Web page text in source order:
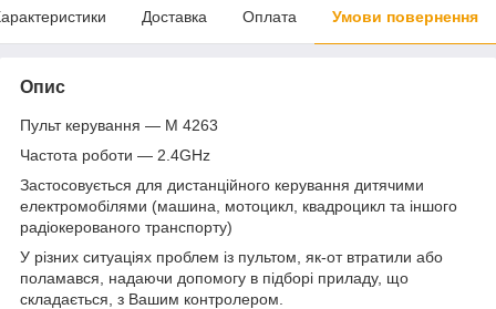
Доставка Оплата Умови повернення
Опис
Пульт керування — M 4263
Частота роботи — 2.4GHz
Застосовується для дистанційного керування дитячими
електромобілями (машина, мотоцикл, квадроцикл та іншого
радіокерованого транспорту)
У різних ситуаціях проблем із пультом, як-от втратили або
поламався, надаючи допомогу в підборі приладу, що
складається, з Вашим контролером.